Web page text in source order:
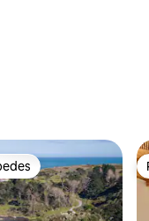
dos hóspedes